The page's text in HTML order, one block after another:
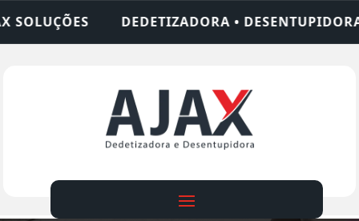
• DESENTUPIDORA • LIMPEZA DE FOSSA